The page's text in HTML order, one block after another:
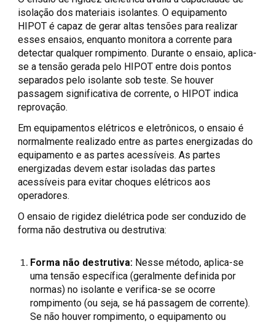
isolação dos materiais isolantes. O equipamento
HIPOT é capaz de gerar altas tensões para realizar
esses ensaios, enquanto monitora a corrente para
detectar qualquer rompimento. Durante o ensaio, aplica-
se a tensão gerada pelo HIPOT entre dois pontos
separados pelo isolante sob teste. Se houver
passagem significativa de corrente, o HIPOT indica
reprovação.
Em equipamentos elétricos e eletrônicos, o ensaio é
normalmente realizado entre as partes energizadas do
equipamento e as partes acessíveis. As partes
energizadas devem estar isoladas das partes
acessíveis para evitar choques elétricos aos
operadores.
O ensaio de rigidez dielétrica pode ser conduzido de
forma não destrutiva ou destrutiva:
Forma não destrutiva: Nesse método, aplica-se
uma tensão específica (geralmente definida por
normas) no isolante e verifica-se se ocorre
rompimento (ou seja, se há passagem de corrente).
Se não houver rompimento, o equipamento ou